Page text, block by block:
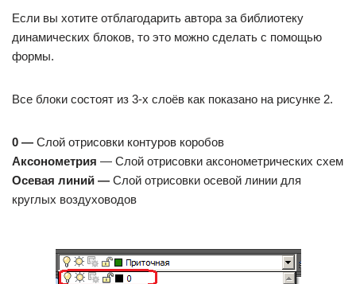
Если вы хотите отблагодарить автора за библиотеку
динамических блоков, то это можно сделать с помощью
формы.
Все блоки состоят из 3-х слоёв как показано на рисунке 2.
0 — Слой отрисовки контуров коробов
Аксонометрия — Слой отрисовки аксонометрических схем
Осевая линий — Слой отрисовки осевой линии для
круглых воздуховодов